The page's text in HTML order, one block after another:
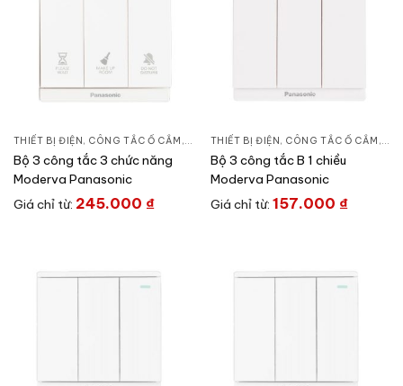
THIẾT BỊ ĐIỆN, CÔNG TẮC Ổ CẮM , DÒNG MODERVA
Bộ 3 công tắc 3 chức năng
Moderva Panasonic
Giá chỉ từ: 245.000 ₫
THIẾT BỊ ĐIỆN, CÔNG TẮC Ổ CẮM ,
Bộ 3 công tắc B 1 chiều
Moderva Panasonic
Giá chỉ từ: 157.000 ₫